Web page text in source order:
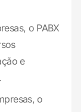
o PABX
e
o